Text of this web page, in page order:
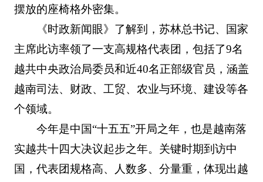
摆放的座椅格外密集。
《时政新闻眼》了解到，苏林总书记、国家
主席此访率领了一支高规格代表团，包括了9名
越共中央政治局委员和近40名正部级官员，涵盖
越南司法、财政、工贸、农业与环境、建设等各
个领域。
今年是中国“十五五”开局之年，也是越南落
实越共十四大决议起步之年。关键时期到访中
国，代表团规格高、人数多、分量重，体现出越